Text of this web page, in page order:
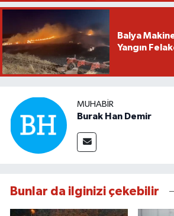
Balya
Yangın
MUHABIR
Burak Han Demir
Bunlar da ilginizi çekebilir